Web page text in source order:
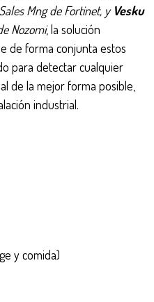
Mng de Fortinet, y Vesku
Nozomi, la solución
de forma conjunta estos
para detectar cualquier
de la mejor forma posible,
industrial.
y comida)